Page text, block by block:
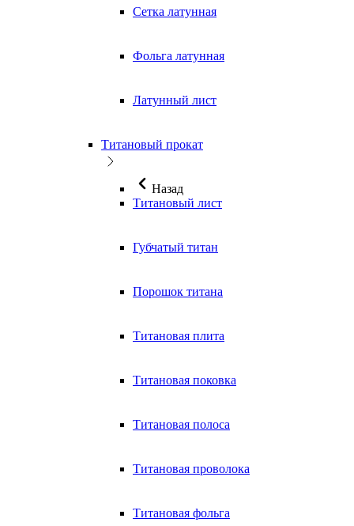
Сетка латунная
Фольга латунная
Латунный лист
Титановый прокат
Назад
Титановый лист
Губчатый титан
Порошок титана
Титановая плита
Титановая поковка
Титановая полоса
Титановая проволока
Титановая фольга